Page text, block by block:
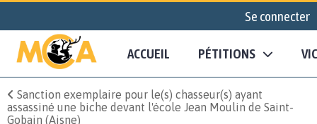
Se connecter
ACCUEIL PÉTITIONS
Sanction exemplaire pour le(s) chasseur(s) ayant
assassiné une biche devant l'école Jean Moulin de Saint-
Gobain (Aisne)